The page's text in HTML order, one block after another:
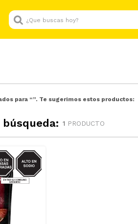
¿Que buscas hoy?
para “”. Te sugerimos estos productos:
1 PRODUCTO
GRASAS-
SAT